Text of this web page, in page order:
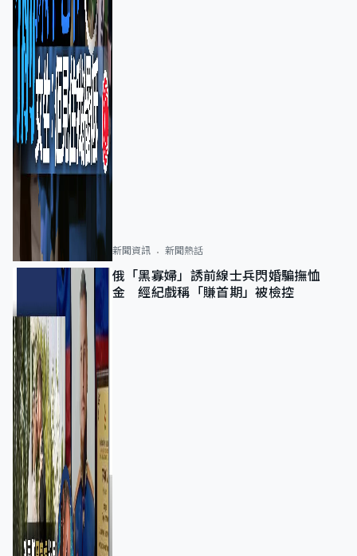
新聞資訊 新聞熱話
俄「黑寡婦」誘前線士兵閃婚騙撫恤
金 經紀戲稱「賺首期」被檢控